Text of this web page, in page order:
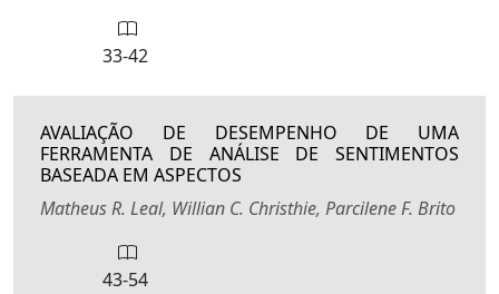
33-42
AVALIAÇÃO DE DESEMPENHO DE UMA
FERRAMENTA DE ANÁLISE DE SENTIMENTOS
BASEADA EM ASPECTOS
Matheus R. Leal, Willian C. Christhie, Parcilene F. Brito
43-54